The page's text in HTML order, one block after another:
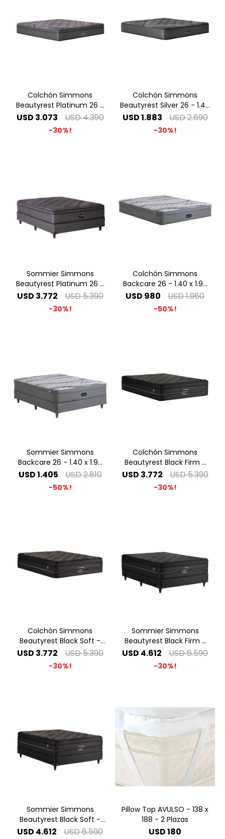
Colchón Simmons
Beautyrest Platinum 26 -
1.40 x 1.90 2 Plazas
USD 3.073 USD4.390
30
Colchón Simmons
Beautyrest Silver 26 - 1.40
x 1.90 2 Plazas
USD1.883 USD2.690
30
Sommier Simmons
Beautyrest Platinum 26 -
1.40 x 1.90 2 Plazas
USD 3.772 USD5.390
30
Colchón Simmons
Backcare 26 - 1.40 x 1.90
2 Plazas
USD 980 USD1.960
50
Sommier Simmons
Backcare 26 - 1.40 x 1.90
2 Plazas
USD1.405 USD2.810
50
Colchón Simmons
Beautyrest Black Firm -
1.40 x 1.90 2 Plazas
USD 3.772 USD5.390
30
Colchón Simmons
Beautyrest Black Soft -
1.40 x 1.90 2 Plazas
USD 3.772 USD5.390
30
Sommier Simmons
Beautyrest Black Firm -
1.40 x 1.90 2 Plazas
USD 4.612 USD6.590
30
Sommier Simmons
Beautyrest Black Soft -
1.40 x 1.90 2 Plazas
USD 4.612 USD6.590
Pillow Top AVULSO - 138 x
188 - 2 Plazas
USD180